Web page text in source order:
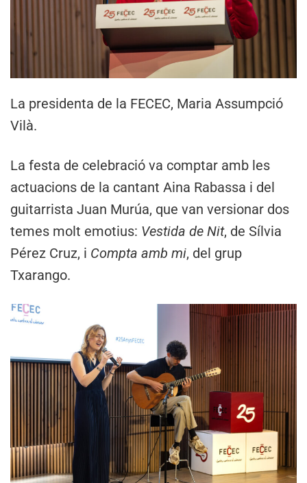
La presidenta de la FECEC, Maria Assumpció
Vilà.
La festa de celebració va comptar amb les
actuacions de la cantant Aina Rabassa i del
guitarrista Juan Murúa, que van versionar dos
temes molt emotius: Vestida de Nit, de Sílvia
Pérez Cruz, i Compta amb mi, del grup
Txarango.